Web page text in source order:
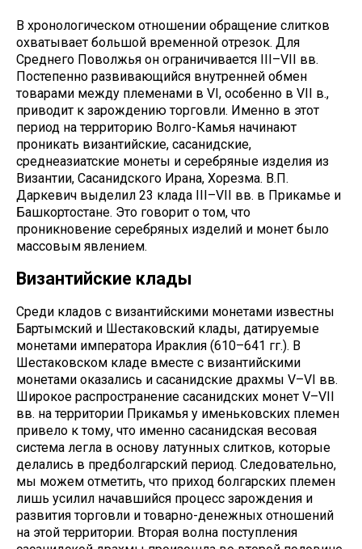
В хронологическом отношении обращение слитков
охватывает большой временной отрезок. Для
Среднего Поволжья он ограничивается III–VII вв.
Постепенно развивающийся внутренней обмен
товарами между племенами в VI, особенно в VII в.,
приводит к зарождению торговли. Именно в этот
период на территорию Волго-Камья начинают
проникать византийские, сасанидские,
среднеазиатские монеты и серебряные изделия из
Византии, Сасанидского Ирана, Хорезма. В.П.
Даркевич выделил 23 клада III–VII вв. в Прикамье и
Башкортостане. Это говорит о том, что
проникновение серебряных изделий и монет было
массовым явлением.
Византийские клады
Среди кладов с византийскими монетами известны
Бартымский и Шестаковский клады, датируемые
монетами императора Ираклия (610–641 гг.). В
Шестаковском кладе вместе с византийскими
монетами оказались и сасанидские драхмы V–VI вв.
Широкое распространение сасанидских монет V–VII
вв. на территории Прикамья у именьковских племен
привело к тому, что именно сасанидская весовая
система легла в основу латунных слитков, которые
делались в предболгарский период. Следовательно,
мы можем отметить, что приход болгарских племен
лишь усилил начавшийся процесс зарождения и
развития торговли и товарно-денежных отношений
на этой территории. Вторая волна поступления